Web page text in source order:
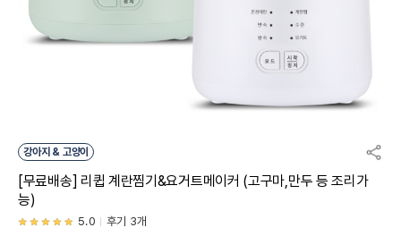
강아지 & 고양이
[무료배송] 리큅 계란찜기&요거트메이커 (고구마,만두 등 조리가
능)
5.0 후기 3개